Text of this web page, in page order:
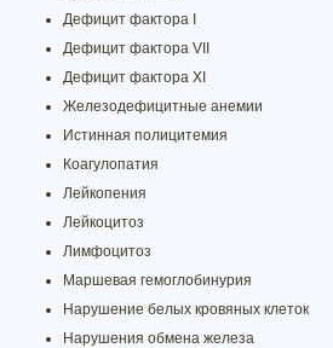
Дефицит фактора I
Дефицит фактора VII
Дефицит фактора XI
Железодефицитные анемии
Истинная полицитемия
Коагулопатия
Лейкопения
Лейкоцитоз
Лимфоцитоз
Маршевая гемоглобинурия
Нарушение белых кровяных клеток
Нарушения обмена железа